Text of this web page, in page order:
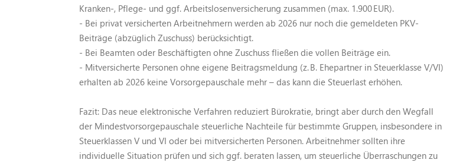
Kranken-, Pflege- und ggf. Arbeitslosenversicherung zusammen (max. 1.900 EUR).
- Bei privat versicherten Arbeitnehmern werden ab 2026 nur noch die gemeldeten PKV-
Beiträge (abzüglich Zuschuss) berücksichtigt.
- Bei Beamten oder Beschäftigten ohne Zuschuss fließen die vollen Beiträge ein.
- Mitversicherte Personen ohne eigene Beitragsmeldung (z. B. Ehepartner in Steuerklasse V/VI)
erhalten ab 2026 keine Vorsorgepauschale mehr – das kann die Steuerlast erhöhen.
Fazit: Das neue elektronische Verfahren reduziert Bürokratie, bringt aber durch den Wegfall
der Mindestvorsorgepauschale steuerliche Nachteile für bestimmte Gruppen, insbesondere in
Steuerklassen V und VI oder bei mitversicherten Personen. Arbeitnehmer sollten ihre
individuelle Situation prüfen und sich ggf. beraten lassen, um steuerliche Überraschungen zu